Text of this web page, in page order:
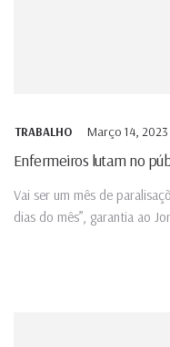
TRABALHO Março 14, 2023
Enfermeiros lutam no
Vai ser um mês de
dias do mês”, garantia ao